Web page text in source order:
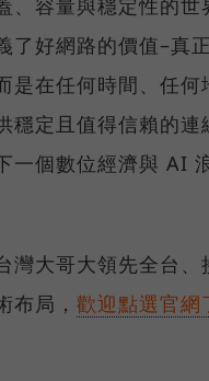
了好網路的價值–真
是在任何時間、任何
穩定且值得信賴的連
一個數位經濟與 AI
灣大哥大領先全台、
布局， 歡迎點選官網